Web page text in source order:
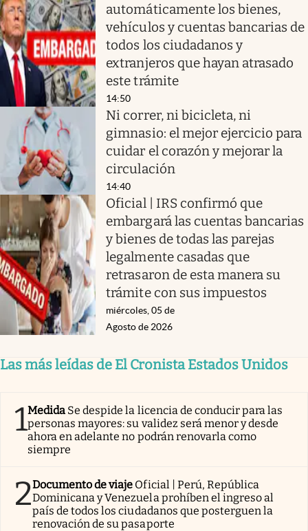
automáticamente los bienes,
vehículos y cuentas bancarias de
todos los ciudadanos y
extranjeros que hayan atrasado
este trámite
14:50
Ni correr, ni bicicleta, ni
gimnasio: el mejor ejercicio para
cuidar el corazón y mejorar la
circulación
14:40
Oficial | IRS confirmó que
embargará las cuentas bancarias
y bienes de todas las parejas
legalmente casadas que
retrasaron de esta manera su
trámite con sus impuestos
miércoles, 05 de
Agosto de 2026
Las más leídas de El Cronista Estados Unidos
1Medida Se despide la licencia de conducir para las
personas mayores: su validez será menor y desde
ahora en adelante no podrán renovarla como
siempre
2Documento de viaje Oficial | Perú, República
Dominicana y Venezuela prohíben el ingreso al
país de todos los ciudadanos que posterguen la
renovación de su pasaporte